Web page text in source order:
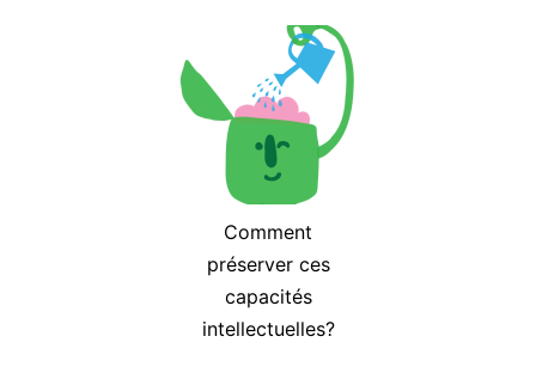
Comment
préserver ces
capacités
intellectuelles?